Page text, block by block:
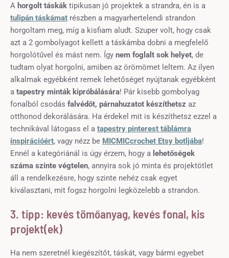
A horgolt táskák tipikusan jó projektek a strandra, én is a
tulipán táskámat részben a magyarhertelendi strandon
horgoltam meg, míg a kisfiam aludt. Szuper volt, hogy csak
azt a 2 gombolyagot kellett a táskámba dobni a megfelelő
horgolótűvel és mást nem. Így nem foglalt sok helyet, de
tudtam olyat horgolni, amiben az örömömet leltem. Az ilyen
alkalmak egyébként remek lehetőséget nyújtanak egyébként
a tapestry minták kipróbálására! Pár kisebb gombolyag
fonalból csodás falvédőt, párnahuzatot készíthetsz az
otthonod dekorálására. Ha érdekel mit is készíthetsz ezzel a
technikával látogass el a tapestry pinterest táblámra
inspirációért, vagy nézz be MICMICcrochet Etsy botljába!
Ennél a kategóriánál is úgy érzem, hogy a lehetőségek
száma szinte végtelen, annyira sok jó minta és projektötlet
áll a rendelkezésre, hogy szinte nehéz csak egyet
kiválasztani, mit fogsz horgolni legközelebb a strandon.
3. tipp: kevés tömőanyag, kevés fonal, kis
projekt(ek)
Ha nem szeretnél kiegészítőt, táskát, vagy bármi egyebet